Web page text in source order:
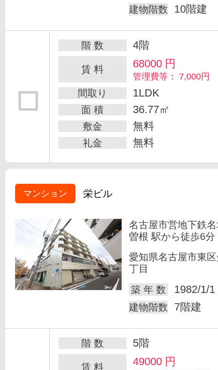
建物階数 10階建
階 数 4階
賃 料 68000 円
管理費等： 7,000円
間取り 1LDK
面 積 36.77㎡
敷金 無料
礼金 無料
マンション 栄ビル
名古屋市営地下鉄
曽根 駅から徒歩6分
愛知県名古屋市東
丁目
築 年 数
1982/1/1
建物階数 7階建
階 数 5階
賃 料 49000 円